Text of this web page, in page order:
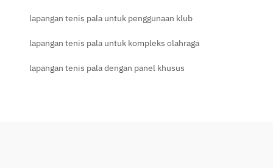
lapangan tenis pala untuk penggunaan klub
lapangan tenis pala untuk kompleks olahraga
lapangan tenis pala dengan panel khusus